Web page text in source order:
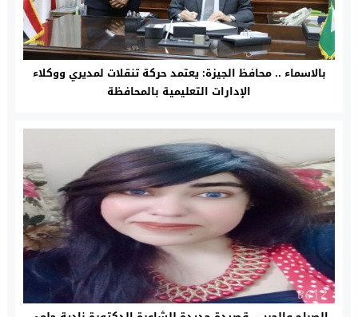
بالاسماء .. محافظ الجيزة: يعتمد حركة تنقلات لمديري ووكلاء
الإدارات التعليمية بالمحافظة